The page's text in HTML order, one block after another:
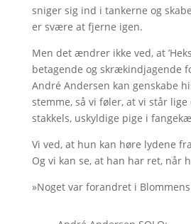
sniger sig ind i tankerne og
er svære at fjerne igen.
Men det ændrer ikke ved, at
betagende og skrækindjagende
André Andersen kan genskabe
stemme, så vi føler, at vi står
stakkels, uskyldige pige i
Vi ved, at hun kan høre lydene
Og vi kan se, at han har ret, når
»Noget var forandret i